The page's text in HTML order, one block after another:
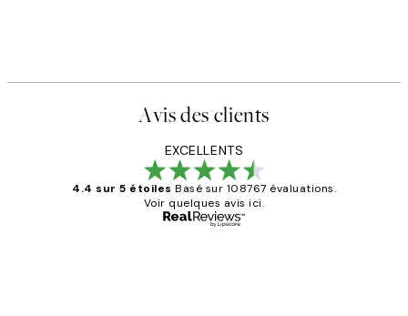
Avis des clients
EXCELLENTS
4.4 sur 5 étoiles Basé sur 108767 évaluations.
Voir quelques avis ici.